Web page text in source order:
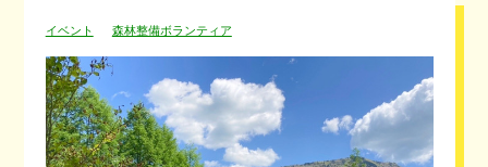
イベント 森林整備ボランティア